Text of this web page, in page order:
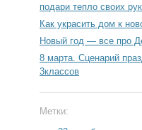
подари тепло своих
Как украсить дом к
Новый год — все про
8 марта. Сценарий
3классов
Метки: